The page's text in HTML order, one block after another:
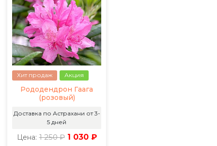
Хит продаж Акция
Рододендрон Гаага
(розовый)
Доставка по Астрахани от 3-
5 дней
Цена: 1 250 ₽ 1 030 ₽